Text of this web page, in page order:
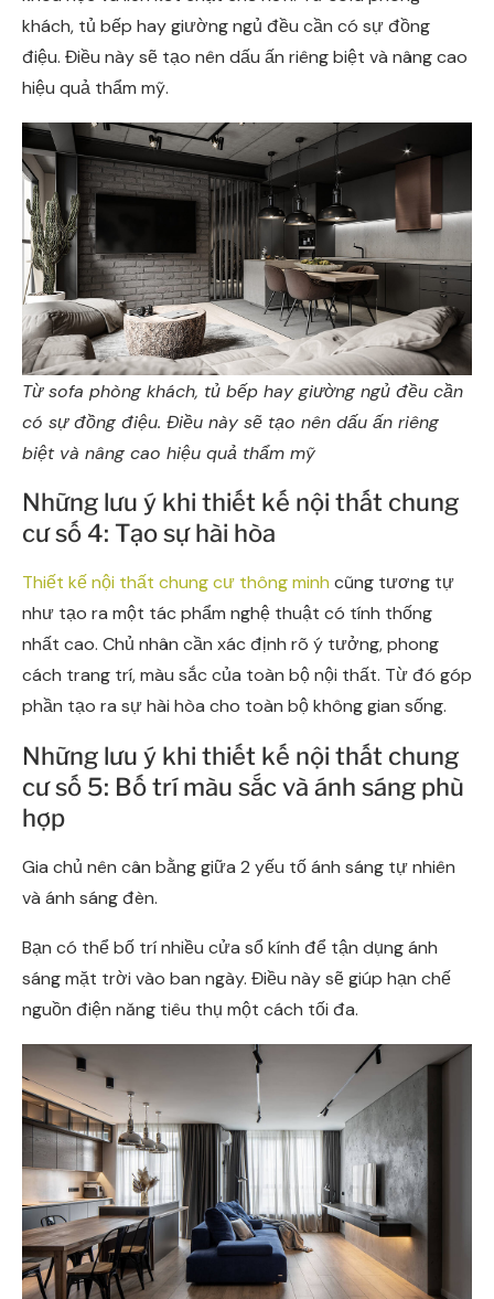
khách, tủ bếp hay giường ngủ đều cần có sự đồng
điệu. Điều này sẽ tạo nên dấu ấn riêng biệt và nâng cao
hiệu quả thẩm mỹ.
Từ sofa phòng khách, tủ bếp hay giường ngủ đều cần
có sự đồng điệu. Điều này sẽ tạo nên dấu ấn riêng
biệt và nâng cao hiệu quả thẩm mỹ
Những lưu ý khi thiết kế nội thất chung
cư số 4: Tạo sự hài hòa
Thiết kế nội thất chung cư thông minh cũng tương tự
như tạo ra một tác phẩm nghệ thuật có tính thống
nhất cao. Chủ nhân cần xác định rõ ý tưởng, phong
cách trang trí, màu sắc của toàn bộ nội thất. Từ đó góp
phần tạo ra sự hài hòa cho toàn bộ không gian sống.
Những lưu ý khi thiết kế nội thất chung
cư số 5: Bố trí màu sắc và ánh sáng phù
hợp
Gia chủ nên cân bằng giữa 2 yếu tố ánh sáng tự nhiên
và ánh sáng đèn.
Bạn có thể bố trí nhiều cửa sổ kính để tận dụng ánh
sáng mặt trời vào ban ngày. Điều này sẽ giúp hạn chế
nguồn điện năng tiêu thụ một cách tối đa.